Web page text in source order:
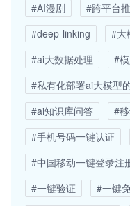
#AI漫剧 #跨平台
#deep linking
#大
#ai大数据处理
#
#私有化部署ai大模型
#ai知识库问答
#
#手机号码一键认证
#中国移动一键登录注
#一键验证
#一键